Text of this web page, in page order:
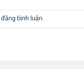
đăng bình luận.